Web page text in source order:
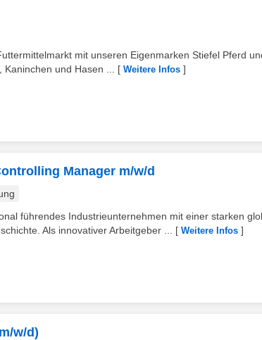
mit unseren Eigenmarken Stiefel Pferd
und Hasen ...
[ Weitere Infos ]
Manager m/w/d
führendes Industrieunternehmen mit einer starken
Als innovativer Arbeitgeber ...
[ Weitere Infos ]
w/d)